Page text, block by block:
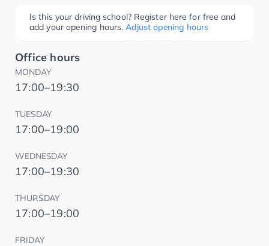
Is this your driving school? Register here for free and
add your opening hours. Adjust opening hours
Office hours
MONDAY
17:00–19:30
TUESDAY
17:00–19:00
WEDNESDAY
17:00–19:30
THURSDAY
17:00–19:00
FRIDAY